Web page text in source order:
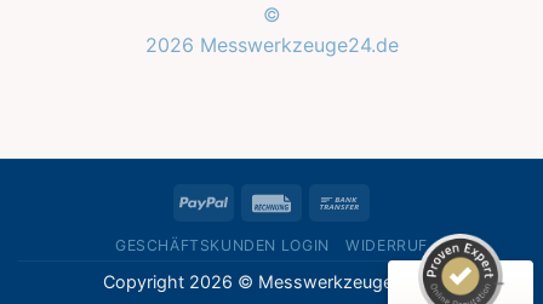
©
2026 Messwerkzeuge24.de
PayPal Rechung
GESCHÄFTSKUNDEN LOGIN WIDERRUF
Copyright 2026 © Messwerkzeuge24.de
5,00
/
5,00
1